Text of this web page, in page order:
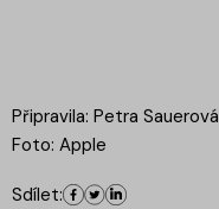
Připravila: Petra Sauerová
Foto: Apple
Sdílet: